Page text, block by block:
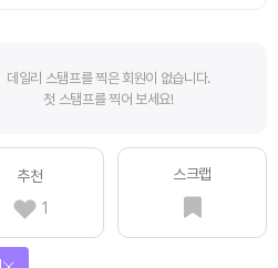
데일리 스탬프를 찍은 회원이 없습니다.
첫 스탬프를 찍어 보세요!
추천
1
스크랩